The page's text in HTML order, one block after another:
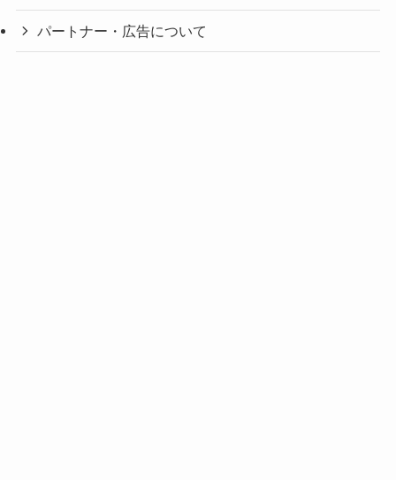
パートナー・広告について